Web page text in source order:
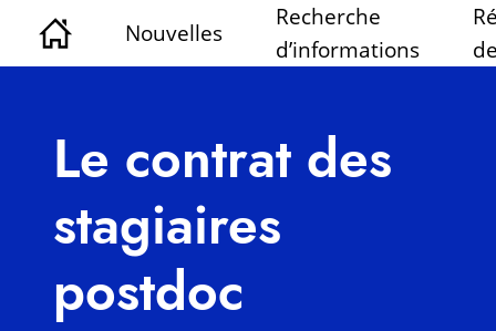
Nouvelles
Recherche
d’informations
Le contrat des
stagiaires
postdoc